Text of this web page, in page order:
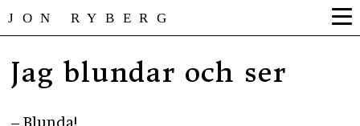
JON RYBERG
Jag blundar och ser
– Blunda!